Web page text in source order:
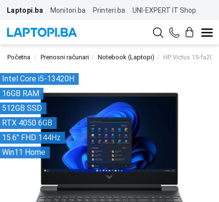
Laptopi.ba Monitori.ba Printeri.ba UNI-EXPERT IT Shop
Početna Prenosni računari Notebook (Laptopi) HP Victus 15-
Intel Core i5-13420H
16GB RAM
512GB SSD
RTX 4050 6GB
15.6" FHD 144Hz
Win11 Home